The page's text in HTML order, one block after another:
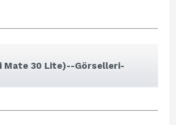
Mate 30 Lite)--Görselleri-